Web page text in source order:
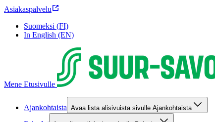
Asiakaspalvelu
Suomeksi (FI)
In English (EN)
Mene Etusivulle
Ajankohtaista Avaa lista alisivuista sivulle Ajankohtaista